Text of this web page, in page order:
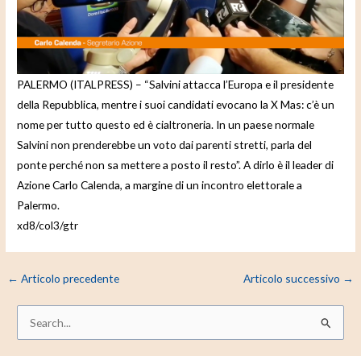
e
o
PALERMO (ITALPRESS) – “Salvini attacca l’Europa e il presidente
della Repubblica, mentre i suoi candidati evocano la X Mas: c’è un
nome per tutto questo ed è cialtroneria. In un paese normale
Salvini non prenderebbe un voto dai parenti stretti, parla del
ponte perché non sa mettere a posto il resto”. A dirlo è il leader di
Azione Carlo Calenda, a margine di un incontro elettorale a
Palermo.
xd8/col3/gtr
← Articolo precedente Articolo successivo →